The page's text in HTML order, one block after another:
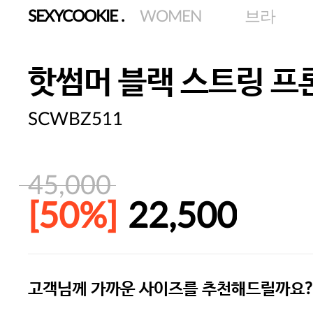
SEXYCOOKIE. WOMEN 브라
핫썸머 블랙 스트링 프
SCWBZ511
45,000
[50%] 22,500
주말특가 20%(8.7~8.9)/5만원 이
고객님께 가까운 사이즈를 추천해드릴까요?